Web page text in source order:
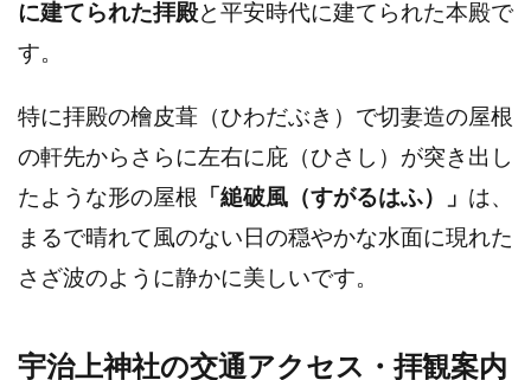
に建てられた拝殿と平安時代に建てられた本殿で
す。
特に拝殿の檜皮葺（ひわだぶき）で切妻造の屋根
の軒先からさらに左右に庇（ひさし）が突き出し
たような形の屋根 「縋破風（すがるはふ）」 は、
まるで晴れて風のない日の穏やかな水面に現れた
さざ波のように静かに美しいです。
宇治上神社の交通アクセス・拝観案内